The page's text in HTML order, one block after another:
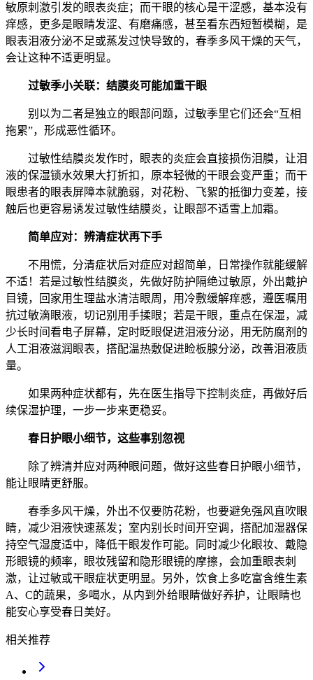
敏原刺激引发的眼表炎症；而干眼的核心是干涩感，基本没有
痒感，更多是眼睛发涩、有磨痛感，甚至看东西短暂模糊，是
眼表泪液分泌不足或蒸发过快导致的，春季多风干燥的天气，
会让这种不适更明显。
过敏季小关联：结膜炎可能加重干眼
别以为二者是独立的眼部问题，过敏季里它们还会“互相
拖累”，形成恶性循环。
过敏性结膜炎发作时，眼表的炎症会直接损伤泪膜，让泪
液的保湿锁水效果大打折扣，原本轻微的干眼会变严重；而干
眼患者的眼表屏障本就脆弱，对花粉、飞絮的抵御力变差，接
触后也更容易诱发过敏性结膜炎，让眼部不适雪上加霜。
简单应对：辨清症状再下手
不用慌，分清症状后对症应对超简单，日常操作就能缓解
不适！若是过敏性结膜炎，先做好防护隔绝过敏原，外出戴护
目镜，回家用生理盐水清洁眼周，用冷敷缓解痒感，遵医嘱用
抗过敏滴眼液，切记别用手揉眼；若是干眼，重点在保湿，减
少长时间看电子屏幕，定时眨眼促进泪液分泌，用无防腐剂的
人工泪液滋润眼表，搭配温热敷促进睑板腺分泌，改善泪液质
量。
如果两种症状都有，先在医生指导下控制炎症，再做好后
续保湿护理，一步一步来更稳妥。
春日护眼小细节，这些事别忽视
除了辨清并应对两种眼问题，做好这些春日护眼小细节，
能让眼睛更舒服。
春季多风干燥，外出不仅要防花粉，也要避免强风直吹眼
睛，减少泪液快速蒸发；室内别长时间开空调，搭配加湿器保
持空气湿度适中，降低干眼发作可能。同时减少化眼妆、戴隐
形眼镜的频率，眼妆残留和隐形眼镜的摩擦，会加重眼表刺
激，让过敏或干眼症状更明显。另外，饮食上多吃富含维生素
A、C的蔬果，多喝水，从内到外给眼睛做好养护，让眼睛也
能安心享受春日美好。
相关推荐